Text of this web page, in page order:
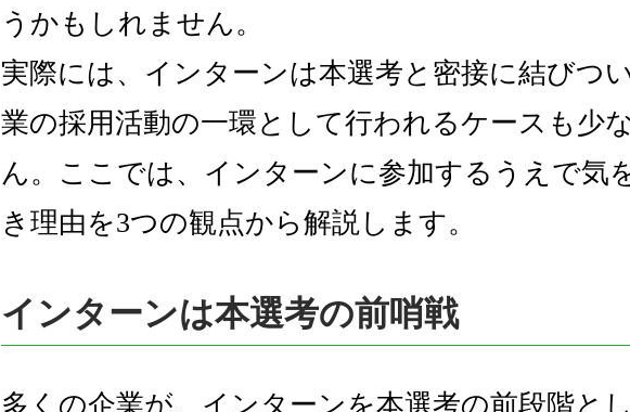
うかもしれません。
実際には、インターンは本選考と密接に結びつ
業の採用活動の一環として行われるケースも少
ん。ここでは、インターンに参加するうえで気
き理由を3つの観点から解説します。
インターンは本選考の前哨戦
多くの企業が、インターンを本選考の前段階と